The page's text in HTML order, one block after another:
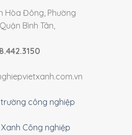
Hòa Đông, Phường
Bình Tân,
trường công nghiệp
Công nghiệp